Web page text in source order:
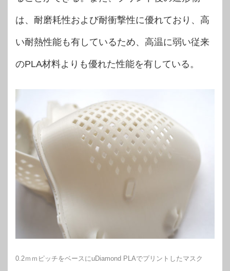
は、耐磨耗性および耐衝撃性に優れており、高
い耐熱性能も有しているため、高温に弱い従来
のPLA材料よりも優れた性能を有している。
0.2ｍｍピッチをベースにuDiamond PLAでプリントしたマスク